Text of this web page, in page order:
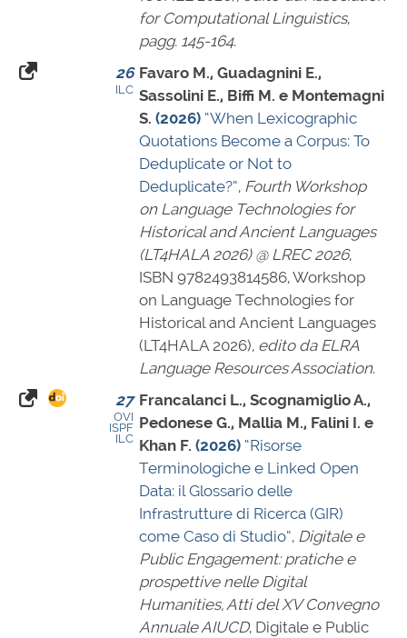
for Computational Linguistics,
pagg. 145-164.
26
ILC
Favaro M., Guadagnini E.,
Sassolini E., Biffi M. e Montemagni
S. (2026) “When Lexicographic
Quotations Become a Corpus: To
Deduplicate or Not to
Deduplicate?”, Fourth Workshop
on Language Technologies for
Historical and Ancient Languages
(LT4HALA 2026) @ LREC 2026,
ISBN 9782493814586, Workshop
on Language Technologies for
Historical and Ancient Languages
(LT4HALA 2026), edito da ELRA
Language Resources Association.
27
OVI
ISPF
ILC
Francalanci L., Scognamiglio A.,
Pedonese G., Mallia M., Falini I. e
Khan F. (2026) “Risorse
Terminologiche e Linked Open
Data: il Glossario delle
Infrastrutture di Ricerca (GIR)
come Caso di Studio”, Digitale e
Public Engagement: pratiche e
prospettive nelle Digital
Humanities, Atti del XV Convegno
Annuale AIUCD, Digitale e Public